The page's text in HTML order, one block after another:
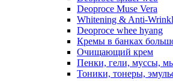
Deoproce Muse Vera
Whitening & Anti-
Deoproce whee hyang
Кремы в банках
Очищающий крем
Пенки, гели, муссы,
Тоники, тонеры,